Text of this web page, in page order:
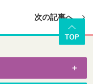
次の記事へ